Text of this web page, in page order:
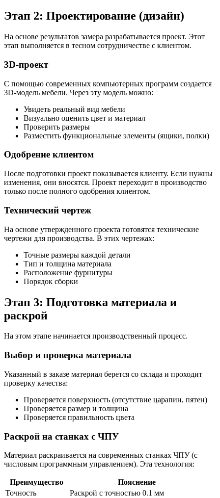
Этап 2: Проектирование (дизайн)
На основе результатов замера разрабатывается проект. Этот
этап выполняется в тесном сотрудничестве с клиентом.
3D-проект
С помощью современных компьютерных программ создается
3D-модель мебели. Через эту модель можно:
Увидеть реальный вид мебели
Визуально оценить цвет и материал
Проверить размеры
Разместить функциональные элементы (ящики, полки)
Одобрение клиентом
После подготовки проект показывается клиенту. Если нужны
изменения, они вносятся. Проект переходит в производство
только после полного одобрения клиентом.
Технический чертеж
На основе утвержденного проекта готовятся технические
чертежи для производства. В этих чертежах:
Точные размеры каждой детали
Тип и толщина материала
Расположение фурнитуры
Порядок сборки
Этап 3: Подготовка материала и
раскрой
На этом этапе начинается производственный процесс.
Выбор и проверка материала
Указанный в заказе материал берется со склада и проходит
проверку качества:
Проверяется поверхность (отсутствие царапин, пятен)
Проверяется размер и толщина
Проверяется правильность цвета
Раскрой на станках с ЧПУ
Материал раскраивается на современных станках ЧПУ (с
числовым программным управлением). Эта технология:
Преимущество
Пояснение
Точность
Раскрой с точностью 0.1 мм